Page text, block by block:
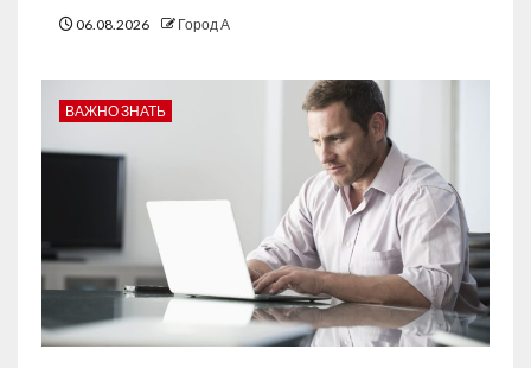
06.08.2026 Город А
ВАЖНО ЗНАТЬ